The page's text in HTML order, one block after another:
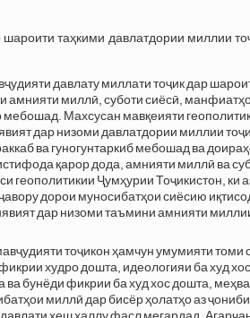
таҳкими давлатдории миллии
давлату миллати тоҷик дар
амнияти миллӣ, суботи сиёсӣ,
Махсусан мавқеияти
дар низоми давлатдории миллии
ва гуногунтаркиб мебошад ва
қарор дода, амнияти миллӣ ва
Ҷумҳурии Тоҷикистон, ки
дорои муносибатҳои сиёсию
дар низоми таъмини амнияти
тоҷикон ҳамчун умумияти томи
худро дошта, идеологияи ба худ
бунёди фикрии ба худ хос дошта,
миллӣ дар бисёр ҳолатҳо аз